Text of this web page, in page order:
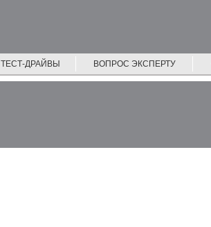
ТЕСТ-ДРАЙВЫ ВОПРОС ЭКСПЕРТУ